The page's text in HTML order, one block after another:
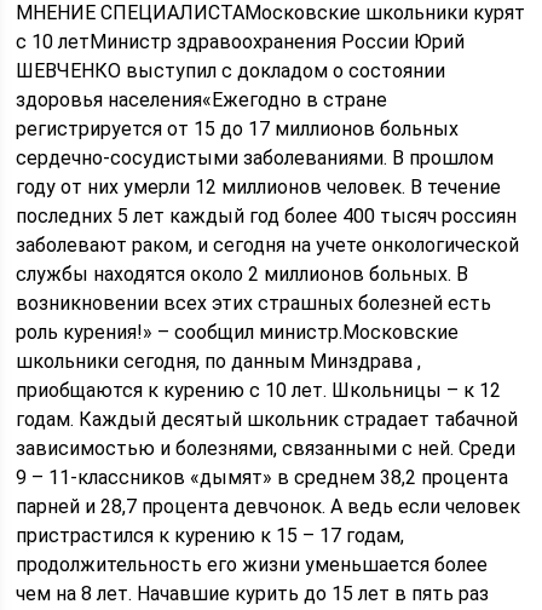
МНЕНИЕ СПЕЦИАЛИСТАМосковские школьники курят
с 10 летМинистр здравоохранения России Юрий
ШЕВЧЕНКО выступил с докладом о состоянии
здоровья населения«Ежегодно в стране
регистрируется от 15 до 17 миллионов больных
сердечно-сосудистыми заболеваниями. В прошлом
году от них умерли 12 миллионов человек. В течение
последних 5 лет каждый год более 400 тысяч россиян
заболевают раком, и сегодня на учете онкологической
службы находятся около 2 миллионов больных. В
возникновении всех этих страшных болезней есть
роль курения!» – сообщил министр.Московские
школьники сегодня, по данным Минздрава ,
приобщаются к курению с 10 лет. Школьницы – к 12
годам. Каждый десятый школьник страдает табачной
зависимостью и болезнями, связанными с ней. Среди
9 – 11-классников «дымят» в среднем 38,2 процента
парней и 28,7 процента девчонок. А ведь если человек
пристрастился к курению к 15 – 17 годам,
продолжительность его жизни уменьшается более
чем на 8 лет. Начавшие курить до 15 лет в пять раз